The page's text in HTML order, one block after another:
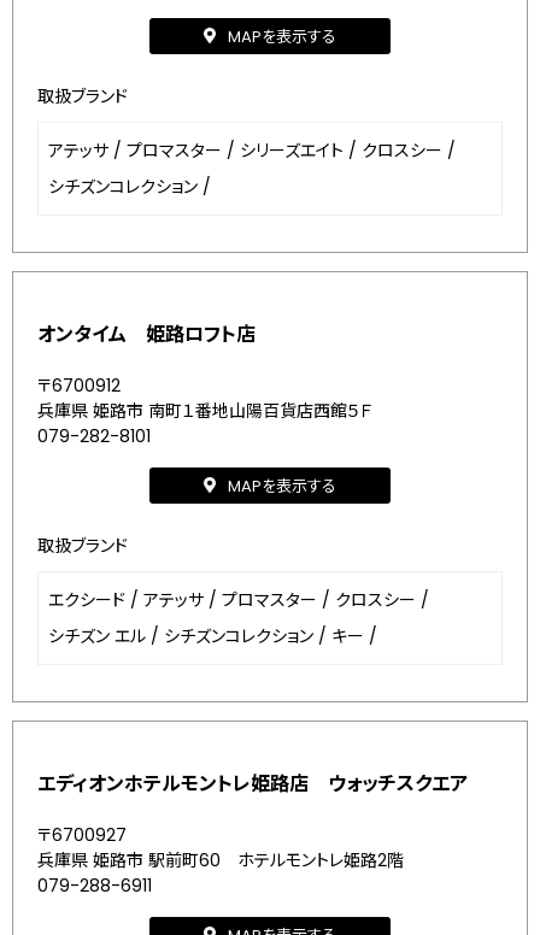
MAPを表示する
取扱ブランド
アテッサ / プロマスター / シリーズエイト / クロスシー /
シチズンコレクション /
オンタイム 姫路ロフト店
〒6700912
兵庫県 姫路市 南町１番地山陽百貨店西館５Ｆ
079-282-8101
MAPを表示する
取扱ブランド
エクシード / アテッサ / プロマスター / クロスシー /
シチズン エル / シチズンコレクション / キー /
エディオンホテルモントレ姫路店 ウォッチスクエア
〒6700927
兵庫県 姫路市 駅前町60 ホテルモントレ姫路2階
079-288-6911